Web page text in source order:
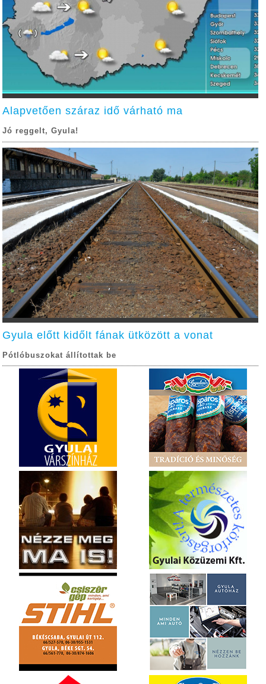
Alapvetően száraz idő várható ma
Jó reggelt, Gyula!
Gyula előtt kidőlt fának ütközött a vonat
Pótlóbuszokat állítottak be